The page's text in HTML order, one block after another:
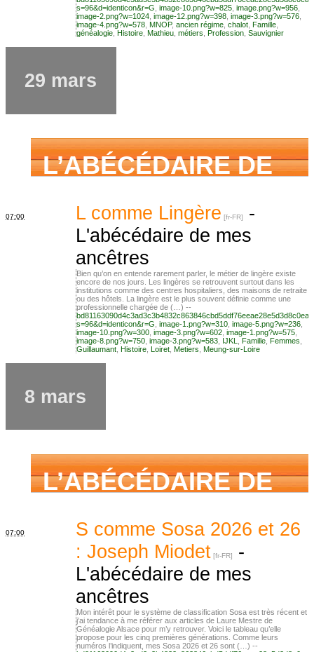
famille mais n’ai
demander
s=96&d=identicon&r=G image-10.png?w=825 image.png?w=956
image-2.png?w=1024 image-12.png?w=398 image-3.png?w=576
image-4.png?w=578 MNOP, ancien régime chalot Famille
généalogie Histoire Mathieu métiers Profession Sauvignier
29 mars
L’ABÉCÉDAIRE DE
MES ANCÊTRES –
Tout ce que j’aurais
aimé savoir sur ma
famille mais n’ai
demander
07:00 L comme Lingère
-
L'abécédaire de mes
ancêtres
Bien qu’on en entende rarement parler, le métier de lingère existe
encore de nos jours. Les lingères se retrouvent surtout dans les
institutions comme des centres hospitaliers, des maisons de retraite
ou des hôtels. La lingère est le plus souvent définie comme une
professionnelle chargée de (…) --
s=96&d=identicon&r=G image-1.png?w=310 image-5.png?w=236
image-10.png?w=300 image-3.png?w=602 image-1.png?w=575
image-8.png?w=750 image-3.png?w=583 IJKL Famille Femmes
Guillaumant Histoire Loiret Metiers Meung-sur-Loire
8 mars
L’ABÉCÉDAIRE DE
MES ANCÊTRES –
Tout ce que j’aurais
aimé savoir sur ma
07:00
S comme Sosa 2026 et 26
: Joseph Miodet
-
L'abécédaire de mes
ancêtres
Mon intérêt pour le système de classification Sosa est très récent et
j’ai tendance à me référer aux articles de Laure Mestre de
Généalogie Alsace pour m’y retrouver. Voici le tableau qu’elle
propose pour les cinq premières générations. Comme leurs
numéros l’indiquent, mes Sosa 2026 et 26 sont (…) --